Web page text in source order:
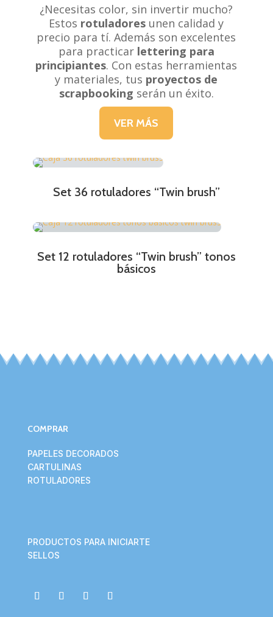
¿Necesitas color, sin invertir mucho?
Estos rotuladores unen calidad y
precio para tí. Además son excelentes
para practicar lettering para
principiantes. Con estas herramientas
y materiales, tus proyectos de
scrapbooking serán un éxito.
VER MÁS
Set 36 rotuladores “Twin brush”
Set 12 rotuladores “Twin brush” tonos
básicos
COMPRAR
PAPELES DECORADOS
CARTULINAS
ROTULADORES
PRODUCTOS PARA INICIARTE
SELLOS